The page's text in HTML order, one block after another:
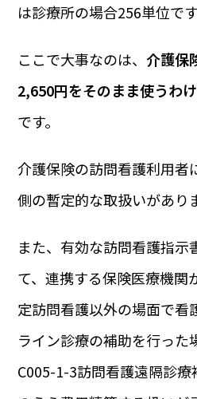
は診療所の場合256単位です
ここで大事なのは、 介護保
2,650円をそのまま使うわ
です。
介護保険の訪問看護利用者
側の暫定的な取扱いがあり
また、有効な訪問看護指示
て、連携する保険医療機関
定訪問看護以外の場面で看
ライン診療の補助を行った
C005-1-3訪問看護遠隔診